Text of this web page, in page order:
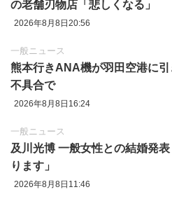
の老舗刃物店「悲しくなる」
2026年8月8日20:56
一般ニュース
熊本行きANA機が羽田空港に
不具合で
2026年8月8日16:24
一般ニュース
及川光博 一般女性との結婚発
ります」
2026年8月8日11:46